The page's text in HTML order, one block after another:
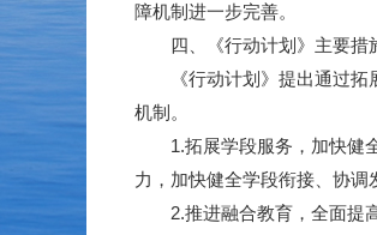
障机制进一步完善。
四、《行动计划》主要措
《行动计划》提出通过拓展
机制。
1.拓展学段服务，加快健全
力，加快健全学段衔接、协调
2.推进融合教育，全面提高